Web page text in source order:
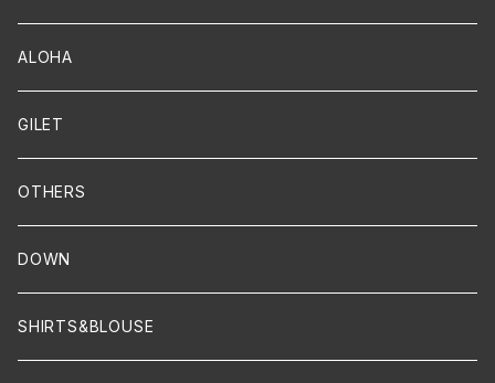
ALOHA
GILET
OTHERS
DOWN
SHIRTS&BLOUSE